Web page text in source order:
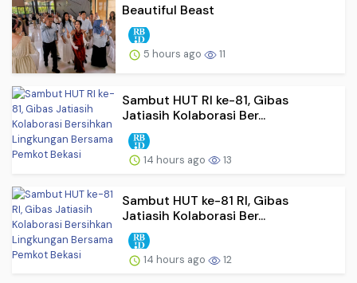
Beautiful Beast
5 hours ago 11
Sambut HUT RI ke-81, Gibas
Jatiasih Kolaborasi Ber...
14 hours ago 13
Sambut HUT ke-81 RI, Gibas
Jatiasih Kolaborasi Ber...
14 hours ago 12